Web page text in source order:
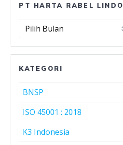
PT HARTA RABEL LINDO
PT
Rabel
KATEGORI
BNSP
ISO 45001 : 2018
K3 Indonesia